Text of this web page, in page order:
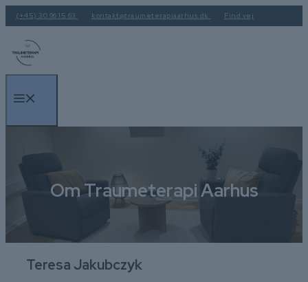
Hop
til
indhold
(+45) 30 96 15 63 kontakt@traumeterapiaarhus.dk Find vej
Om Traumeterapi Aarhus
Teresa Jakubczyk